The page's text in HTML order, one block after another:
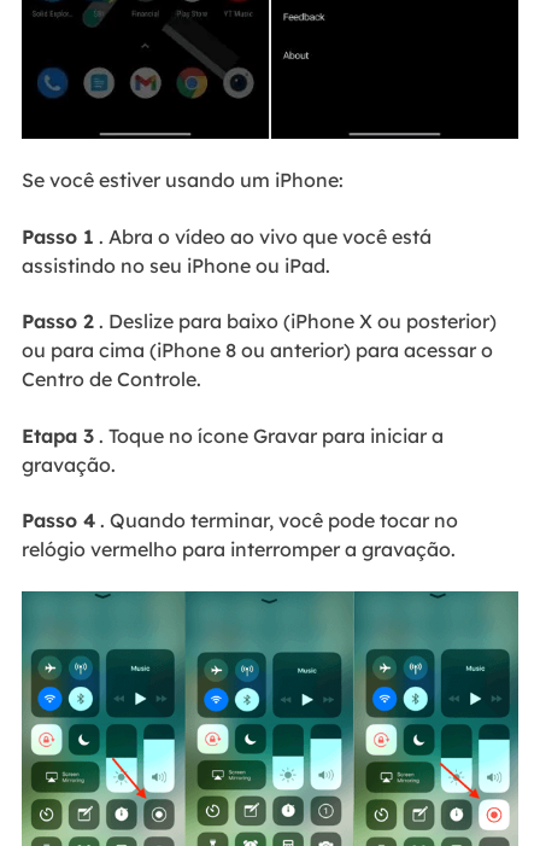
Se você estiver usando um iPhone:
Passo 1 . Abra o vídeo ao vivo que você está
assistindo no seu iPhone ou iPad.
Passo 2. Deslize para baixo (iPhone X ou posterior)
ou para cima (iPhone 8 ou anterior) para acessar o
Centro de Controle.
Etapa 3. Toque no ícone Gravar para iniciar a
gravação.
Passo 4. Quando terminar, você pode tocar no
relógio vermelho para interromper a gravação.